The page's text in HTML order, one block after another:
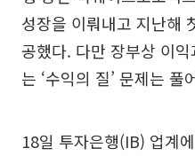
성장을 이뤄내고 지난해
공했다. 다만 장부상 이
는 ‘수익의 질’ 문제는
18일 투자은행(IB) 업계